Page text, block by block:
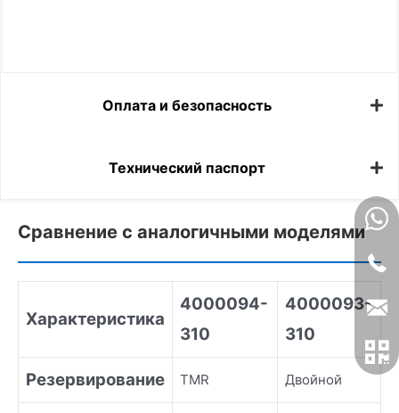
Оплата и безопасность
Технический паспорт
Сравнение с аналогичными моделями
Характеристика
4000094-
310
4000093-
310
Резервирование TMR Двойной